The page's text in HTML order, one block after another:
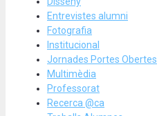
Entrevistes alumni
Fotografia
Institucional
Jornades Portes Obertes
Multimèdia
Professorat
Recerca @ca